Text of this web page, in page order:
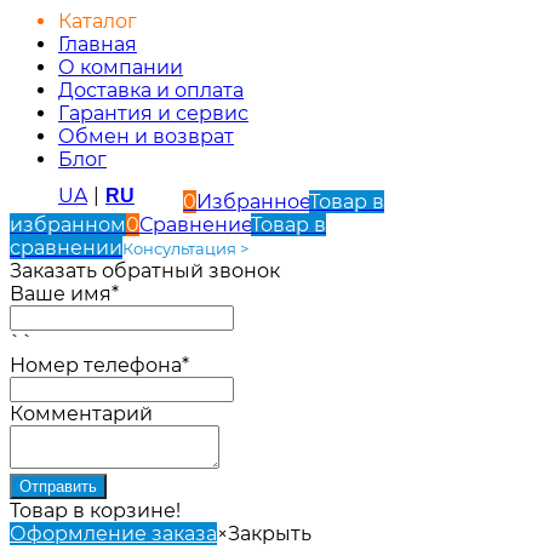
Каталог
Главная
О компании
Доставка и оплата
Гарантия и сервис
Обмен и возврат
Блог
UA
RU 0ИзбранноеТовар в
избранном0СравнениеТовар в
сравненииКонсультация >
Заказать обратный звонок
Ваше имя*
``
Номер телефона*
Комментарий
Товар в корзине!
Оформление заказа×Закрыть